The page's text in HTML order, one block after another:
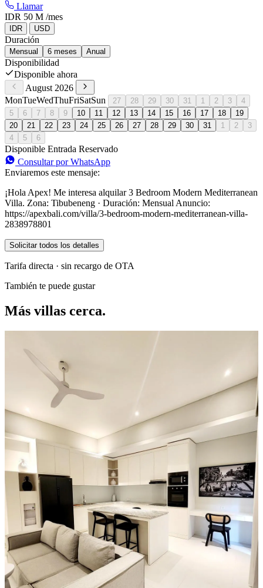
Llamar
IDR 50 M /mes
IDR USD
Duración
Mensual 6 meses Anual
Disponibilidad
Disponible ahora
August 2026
MonTueWedThuFriSatSun 27 28 29 30 31 1 2 3
4
5
6 7 8 9 10 11 12 13 14 15 16 17 18
19
20
21 22 23 24 25 26 27 28 29 30 31 1 2
3
4
5 6
Disponible Entrada Reservado
Consultar por WhatsApp
Enviaremos este mensaje:
¡Hola Apex! Me interesa alquilar 3 Bedroom Modern Mediterranean
Villa. Zona: Tibubeneng · Duración: Mensual Anuncio:
https://apexbali.com/villa/3-bedroom-modern-mediterranean-villa-
2838978801
Solicitar todos los detalles
Tarifa directa · sin recargo de OTA
También te puede gustar
Más villas cerca.